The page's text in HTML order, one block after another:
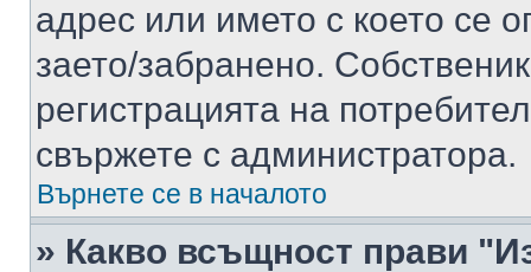
адрес или името с което се
заето/забранено.
регистрацията на
свържете с администратора.
Върнете се в началото
» Какво всъщност прави